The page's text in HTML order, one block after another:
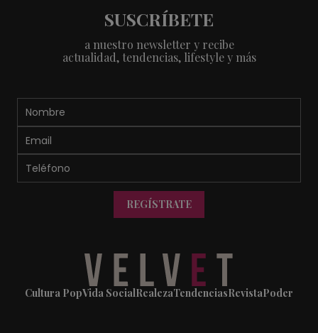
SUSCRÍBETE
a nuestro newsletter y recibe
actualidad, tendencias, lifestyle y más
REGÍSTRATE
Cultura PopVida SocialRealezaTendenciasRevistaPoder